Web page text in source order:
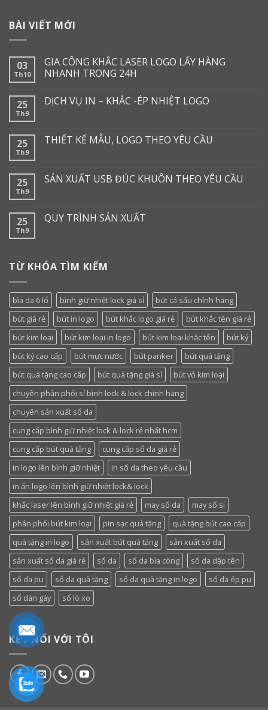
BÀI VIẾT MỚI
03
Th10
GIA CÔNG KHẮC LASER LOGO LẤY HÀNG
NHANH TRONG 24H
25
Th9
DỊCH VỤ IN – KHẮC -ÉP NHIỆT LOGO
25
Th9
THIẾT KẾ MẪU, LOGO THEO YÊU CẦU
25
Th9
SẢN XUẤT USB ĐÚC KHUÔN THEO YÊU CẦU
25
Th9
QUY TRÌNH SẢN XUẤT
TỪ KHÓA TÌM KIẾM
bìa da 6 lổ bình giữ nhiệt lock giá sỉ
bút cá sấu chính hãng
bút giá rẻ
bút in logo bút khắc logo giá rẻ
bút khắc tên giá rẻ
bút kim loại
bút kim loại in logo bút kim loại khắc tên
bút ký
bút ký cao cấp
bút mực nước bút panker
bút quà tặng
bút quà tặng cao cấp
bút quà tặng giá sỉ
bút vỏ kim loại
chuyên phân phối sỉ bình lock & lock chính hãng
chuyên sản xuất sổ da
cung cấp bình giữ nhiệt lock & lock rẻ nhất hcm
cung cấp bút quà tặng
cung cấp sổ da giá rẻ
in logo lên bình giữ nhiệt
in sổ da theo yêu cầu
in ấn logo lên bình giữ nhiệt lock& lock
khắc laser lên bình giữ nhiệt giá rẻ
may sổ da
may sổ si
phân phối bút kim loại
pin sạc quà tặng
quà tặng bút cao cấp
quà tặng in logo
sản xuất bút quà tặng
sản xuất sổ da
sản xuất sổ da giá rẻ
sổ da sổ da bìa còng
sổ da dập tên
sổ da pu
sổ da quà tặng sổ da quà tặng in logo
sổ da ép pu
sổ dán gáy
sổ lò xo
KẾT NỐI VỚI TÔI